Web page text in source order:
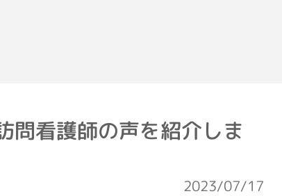
看護師の声を紹介しま
2023/07/17